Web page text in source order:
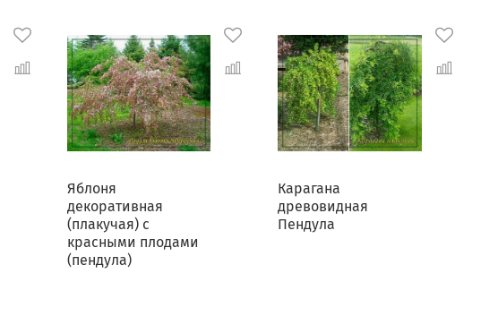
Яблоня
декоративная
(плакучая) с
красными плодами
(пендула)
Карагана
древовидная
Пендула